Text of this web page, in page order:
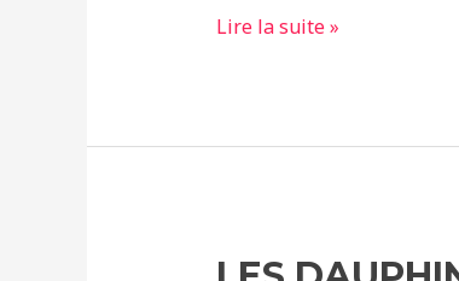
Le
a
Lire la suite »